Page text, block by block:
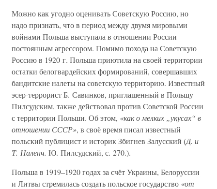
Можно как угодно оценивать Советскую Россию, но
надо признать, что в период между двумя мировыми
войнами Польша выступала в отношении России
постоянным агрессором. Помимо похода на Советскую
Россию в 1920 г. Польша приютила на своей территории
остатки белогвардейских формирований, совершавших
бандитские налеты на советскую территорию. Известный
эсер-террорист Б. Савинков, приглашенный в Польшу
Пилсудским, также действовал против Советской России
с территории Польши. Об этом, «как о мелких „укусах“ в
отношении СССР», в своё время писал известный
польский публицист и историк Збигнев Залусский (Д. и
Т. Наленч. Ю. Пилсудский, с. 270.).
Польша в 1919–1920 годах за счёт Украины, Белоруссии
и Литвы стремилась создать польское государство «от